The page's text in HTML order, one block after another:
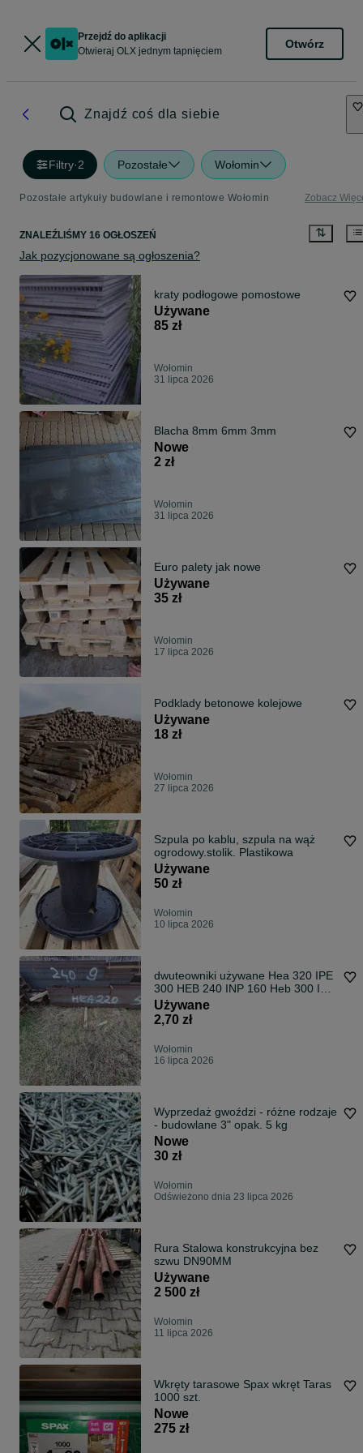
Przejdź do aplikacji
Otwieraj OLX jednym tapnięciem
Otwórz
Znajdź coś dla siebie
Filtry·2 Pozostałe Wołomin
Pozostałe artykuły budowlane i remontowe Wołomin Zobacz
ZNALEŹLIŚMY 16 OGŁOSZEŃ
Jak pozycjonowane są ogłoszenia?
kraty podłogowe pomostowe
Używane
85 zł
Wołomin
31 lipca 2026
Blacha 8mm 6mm 3mm
Nowe
2 zł
Wołomin
31 lipca 2026
Euro palety jak nowe
Używane
35 zł
Wołomin
17 lipca 2026
Podklady betonowe kolejowe
Używane
18 zł
Wołomin
27 lipca 2026
Szpula po kablu, szpula na wąż
ogrodowy.stolik. Plastikowa
Używane
50 zł
Wołomin
10 lipca 2026
dwuteowniki używane Hea 320 IPE
300 HEB 240 INP 160 Heb 300 IPE
240
Używane
2,70 zł
Wołomin
16 lipca 2026
Wyprzedaż gwoździ - różne rodzaje
- budowlane 3" opak. 5 kg
Nowe
30 zł
Wołomin
Odświeżono dnia 23 lipca 2026
Rura Stalowa konstrukcyjna bez
szwu DN90MM
Używane
2 500 zł
Wołomin
11 lipca 2026
Wkręty tarasowe Spax wkręt Taras
1000 szt.
Nowe
275 zł